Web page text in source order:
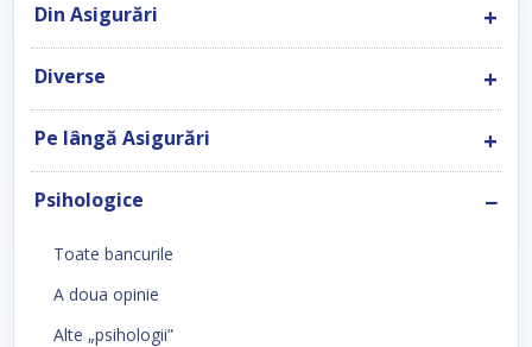
Din Asigurări
Diverse
Pe lângă Asigurări
Psihologice
Toate bancurile
A doua opinie
Alte „psihologii”